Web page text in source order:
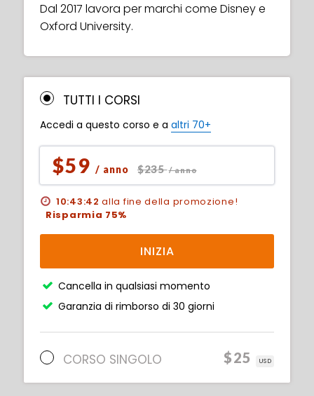
Dal 2017 lavora per marchi come Disney e
Oxford University.
TUTTI I CORSI
Accedi a questo corso e a altri 70+
$59 / anno $235/ anno
10:43:41 alla fine della promozione!
Risparmia 75%
INIZIA
Cancella in qualsiasi momento
Garanzia di rimborso di 30 giorni
CORSO SINGOLO $25 USD